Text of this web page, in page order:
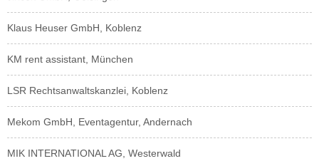
Klaus Heuser GmbH, Koblenz
KM rent assistant, München
LSR Rechtsanwaltskanzlei, Koblenz
Mekom GmbH, Eventagentur, Andernach
MIK INTERNATIONAL AG, Westerwald